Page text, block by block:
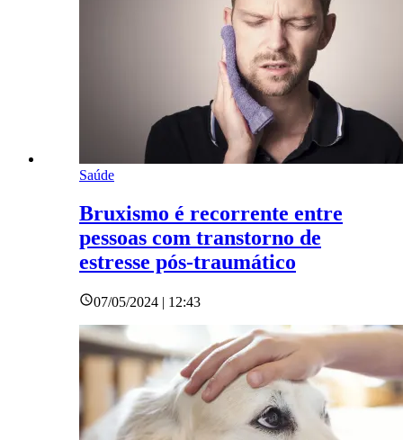
Saúde
Bruxismo é recorrente entre
pessoas com transtorno de
estresse pós-traumático
07/05/2024 | 12:43